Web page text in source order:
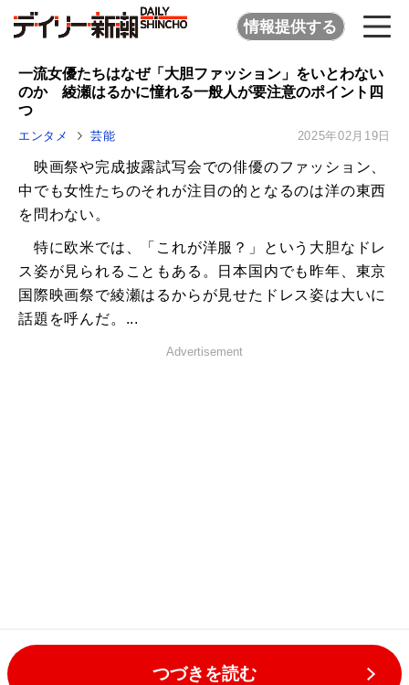
情報提供する
一流女優たちはなぜ「大胆ファッション」をいとわない
のか 綾瀬はるかに憧れる一般人が要注意のポイント四
つ
エンタメ 芸能 2025年02月19日
映画祭や完成披露試写会での俳優のファッション、
中でも女性たちのそれが注目の的となるのは洋の東西
を問わない。
特に欧米では、「これが洋服？」という大胆なドレ
ス姿が見られることもある。日本国内でも昨年、東京
国際映画祭で綾瀬はるからが見せたドレス姿は大いに
話題を呼んだ。...
Advertisement
つづきを読む